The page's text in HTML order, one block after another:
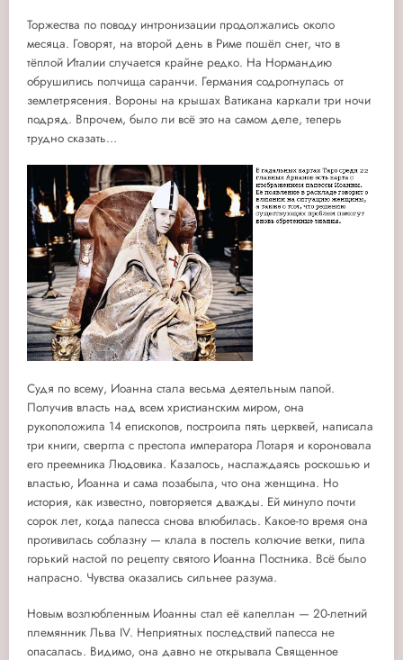
Торжества по поводу интронизации продолжались около
месяца. Говорят, на второй день в Риме пошёл снег, что в
тёплой Италии случается крайне редко. На Нормандию
обрушились полчища саранчи. Германия содрогнулась от
землетрясения. Вороны на крышах Ватикана каркали три ночи
подряд. Впрочем, было ли всё это на самом деле, теперь
трудно сказать…
Судя по всему, Иоанна стала весьма деятельным папой.
Получив власть над всем христианским миром, она
рукоположила 14 епископов, построила пять церквей, написала
три книги, свергла с престола императора Лотаря и короновала
его преемника Людовика. Казалось, наслаждаясь роскошью и
властью, Иоанна и сама позабыла, что она женщина. Но
история, как известно, повторяется дважды. Ей минуло почти
сорок лет, когда папесса снова влюбилась. Какое-то время она
противилась соблазну — клала в постель колючие ветки, пила
горький настой по рецепту святого Иоанна Постника. Всё было
напрасно. Чувства оказались сильнее разума.
Новым возлюбленным Иоанны стал её капеллан — 20-летний
племянник Льва IV. Неприятных последствий папесса не
опасалась. Видимо, она давно не открывала Священное